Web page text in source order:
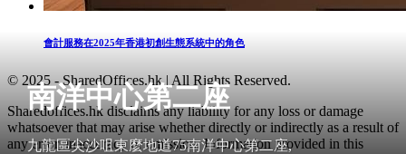
南洋中心第二座
九龍區尖沙咀東麼地道75南洋中心第二座,
會計服務在2025年香港初創生態系統中的角色
© 2025 - SharedOffices.hk | All Rights Reserved.
Sharedoffices.hk disclaims any liability for any loss or damage
whatsoever that may arise whether directly or indirectly as a result of
any error, inaccuracy or omission. Information provided in this